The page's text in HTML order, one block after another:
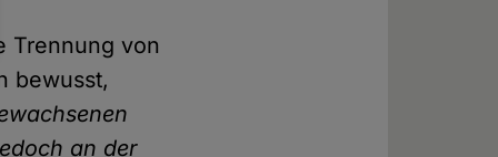
Trennung von
bewusst,
an der